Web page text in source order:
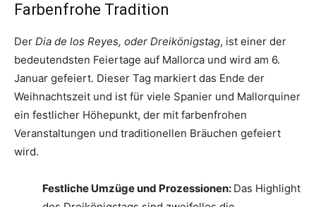
Farbenfrohe Tradition
Der Dia de los Reyes, oder Dreikönigstag, ist einer der
bedeutendsten Feiertage auf Mallorca und wird am 6.
Januar gefeiert. Dieser Tag markiert das Ende der
Weihnachtszeit und ist für viele Spanier und Mallorquiner
ein festlicher Höhepunkt, der mit farbenfrohen
Veranstaltungen und traditionellen Bräuchen gefeiert
wird.
Festliche Umzüge und Prozessionen: Das Highlight